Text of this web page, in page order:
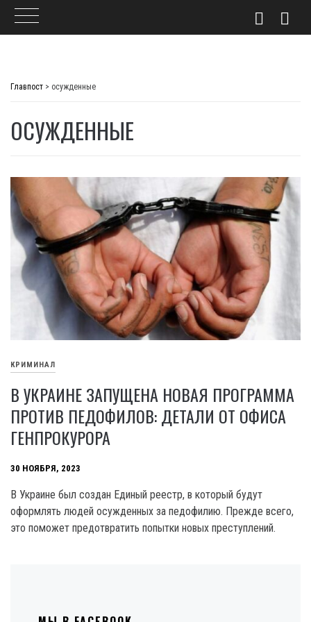
Главпост > осужденные
ОСУЖДЕННЫЕ
КРИМИНАЛ
В УКРАИНЕ ЗАПУЩЕНА НОВАЯ ПРОГРАММА
ПРОТИВ ПЕДОФИЛОВ: ДЕТАЛИ ОТ ОФИСА
ГЕНПРОКУРОРА
30 НОЯБРЯ, 2023
B Украине был создан Единый реестр, в который будут
оформлять людей осужденных за педофилию. Прежде всего,
это поможет предотвратить попытки новых преступлений.